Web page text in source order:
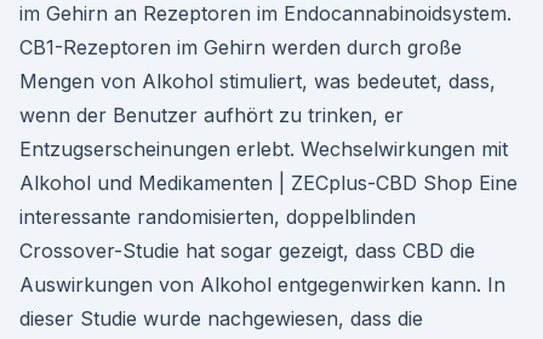
im Gehirn an Rezeptoren im Endocannabinoidsystem.
CB1-Rezeptoren im Gehirn werden durch große
Mengen von Alkohol stimuliert, was bedeutet, dass,
wenn der Benutzer aufhört zu trinken, er
Entzugserscheinungen erlebt. Wechselwirkungen mit
Alkohol und Medikamenten | ZECplus-CBD Shop Eine
interessante randomisierten, doppelblinden
Crossover-Studie hat sogar gezeigt, dass CBD die
Auswirkungen von Alkohol entgegenwirken kann. In
dieser Studie wurde nachgewiesen, dass die